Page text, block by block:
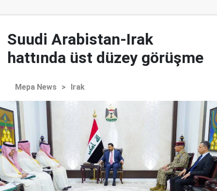
Suudi Arabistan-Irak
hattında üst düzey görüşme
Mepa News > Irak